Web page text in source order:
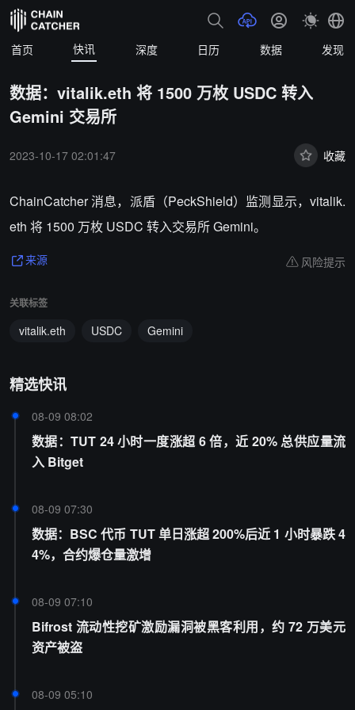
首页 快讯 深度 日历 数据 发现
数据：vitalik.eth 将 1500 万枚 USDC 转入
Gemini 交易所
2023-10-17 02:01:47 收藏
ChainCatcher 消息，派盾（PeckShield）监测显示，vitalik.
eth 将 1500 万枚 USDC 转入交易所 Gemini。
来源 风险提示
关联标签
vitalik.eth USDC Gemini
精选快讯
08-09 08:02
数据：TUT 24 小时一度涨超 6 倍，近 20% 总供应量流
入 Bitget
08-09 07:30
数据：BSC 代币 TUT 单日涨超 200%后近 1 小时暴跌 4
4%，合约爆仓量激增
08-09 07:10
Bifrost 流动性挖矿激励漏洞被黑客利用，约 72 万美元
资产被盗
08-09 05:10